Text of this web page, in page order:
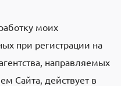
моих
при регистрации на
направляемых
Cайта, действует в